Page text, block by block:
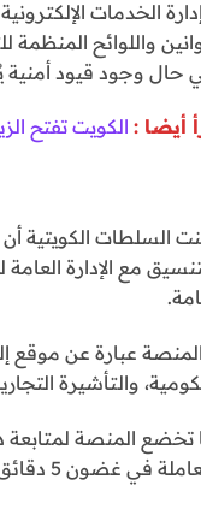
الخدمات
واللوائح
حال وجود قيود
أيضا : الكويت تفتح
السلطات الكويتية
مع الإدارة
والتأشيرة
تخضع المنصة لمتابعة
في غضون 5 دقائق في الظروف الطبيعية.